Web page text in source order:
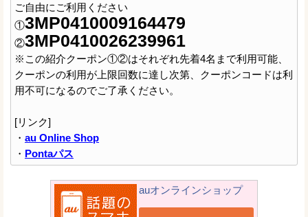
ご自由にご利用ください
①3MP0410009164479
②3MP0410026239961
※この紹介クーポン①②はそれぞれ先着4名まで利用可能、
クーポンの利用が上限回数に達し次第、クーポンコードは利
用不可になるのでご了承ください。
[リンク]
・ au Online Shop
・ Pontaパス
auオンラインショップ